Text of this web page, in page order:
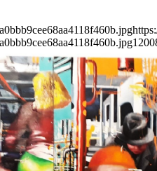
1200